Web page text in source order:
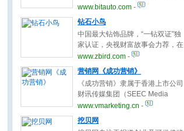
商的实时汽车报价，海量的汽车图
片，最精彩的汽车新闻、行情、评
测、导购内容，是全国数千万购车
意向客户的首选专业汽车导购网
站。
www.bitauto.com -
钻石小鸟
中国最大钻饰品牌，“一钻双证”独
家认证，央视财富故事会力荐，在
线抢购逾20000颗钻石、5000款钻
戒、戒指、对戒、吊坠、项链、耳
钉等特价钻，15天退换，运费全
免！
www.zbird.com -
营销网《成功营销》
《成功营销》隶属于香港上市公司
财讯传媒集团（SEEC Media
Group Limited）。集团拥有的跨行
业资源、品牌和人脉积累以及庞大
的高端客户数据库以及良好的国际
www.vmarketing.cn -
挖贝网